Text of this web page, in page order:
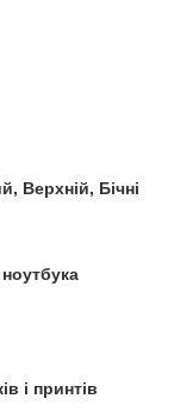
Верхній, Бічні
і принтів